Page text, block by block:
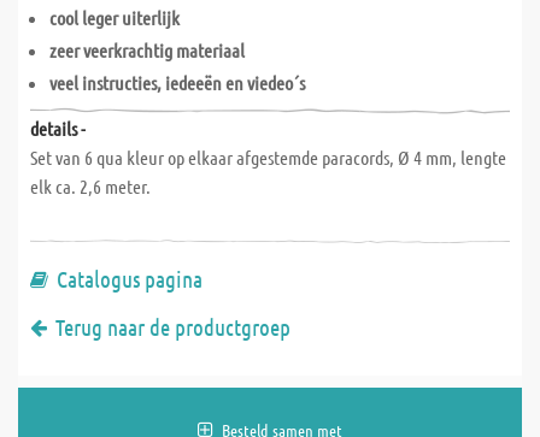
cool leger uiterlijk
zeer veerkrachtig materiaal
veel instructies, iedeeën en viedeo´s
details -
Set van 6 qua kleur op elkaar afgestemde paracords, Ø 4 mm, lengte
elk ca. 2,6 meter.
Catalogus pagina
Terug naar de productgroep
Besteld samen met